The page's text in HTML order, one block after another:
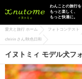
イヌトミィ
わんことの旅行を
もっと楽しく、
もっと快適に。
愛犬と旅行 ホーム フォトコンテスト
chririn さん/秋色日和
イヌトミィ モデル犬フ